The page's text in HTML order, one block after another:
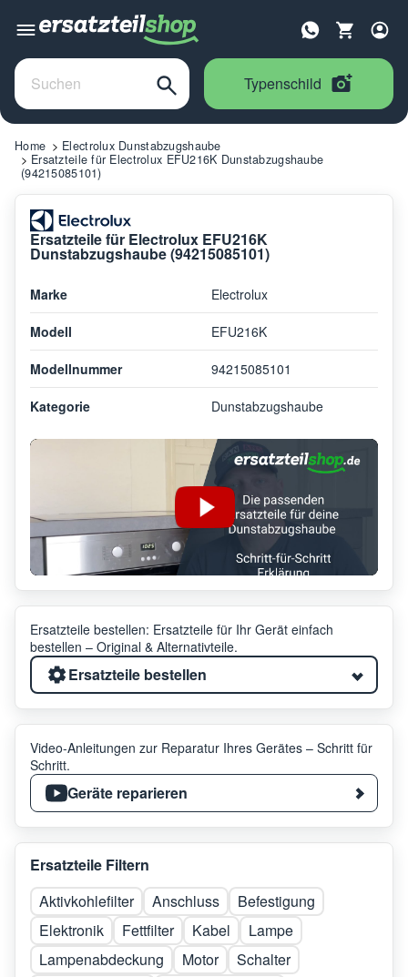
Typenschild
Home
Electrolux Dunstabzugshaube
Ersatzteile für Electrolux EFU216K Dunstabzugshaube
(94215085101)
Ersatzteile für Electrolux EFU216K
Dunstabzugshaube (94215085101)
Marke Electrolux
Modell EFU216K
Modellnummer 94215085101
Kategorie Dunstabzugshaube
Ersatzteile bestellen: Ersatzteile für Ihr Gerät einfach
bestellen – Original & Alternativteile.
Ersatzteile bestellen
Video-Anleitungen zur Reparatur Ihres Gerätes – Schritt für
Schritt.
Geräte reparieren
Ersatzteile Filtern
Aktivkohlefilter
Anschluss
Befestigung
Elektronik
Fettfilter Kabel
Lampe
Lampenabdeckung
Motor
Schalter